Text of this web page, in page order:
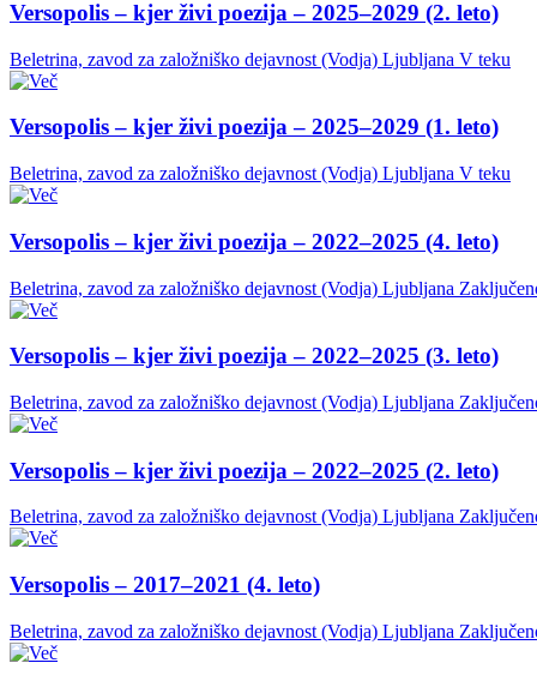
Versopolis – kjer živi poezija – 2025–2029 (2. leto)
Beletrina, zavod za založniško dejavnost (Vodja) Ljubljana V teku
Versopolis – kjer živi poezija – 2025–2029 (1. leto)
Beletrina, zavod za založniško dejavnost (Vodja) Ljubljana V teku
Versopolis – kjer živi poezija – 2022–2025 (4. leto)
Beletrina, zavod za založniško dejavnost (Vodja) Ljubljana
Versopolis – kjer živi poezija – 2022–2025 (3. leto)
Beletrina, zavod za založniško dejavnost (Vodja) Ljubljana
Versopolis – kjer živi poezija – 2022–2025 (2. leto)
Beletrina, zavod za založniško dejavnost (Vodja) Ljubljana
Versopolis – 2017–2021 (4. leto)
Beletrina, zavod za založniško dejavnost (Vodja) Ljubljana